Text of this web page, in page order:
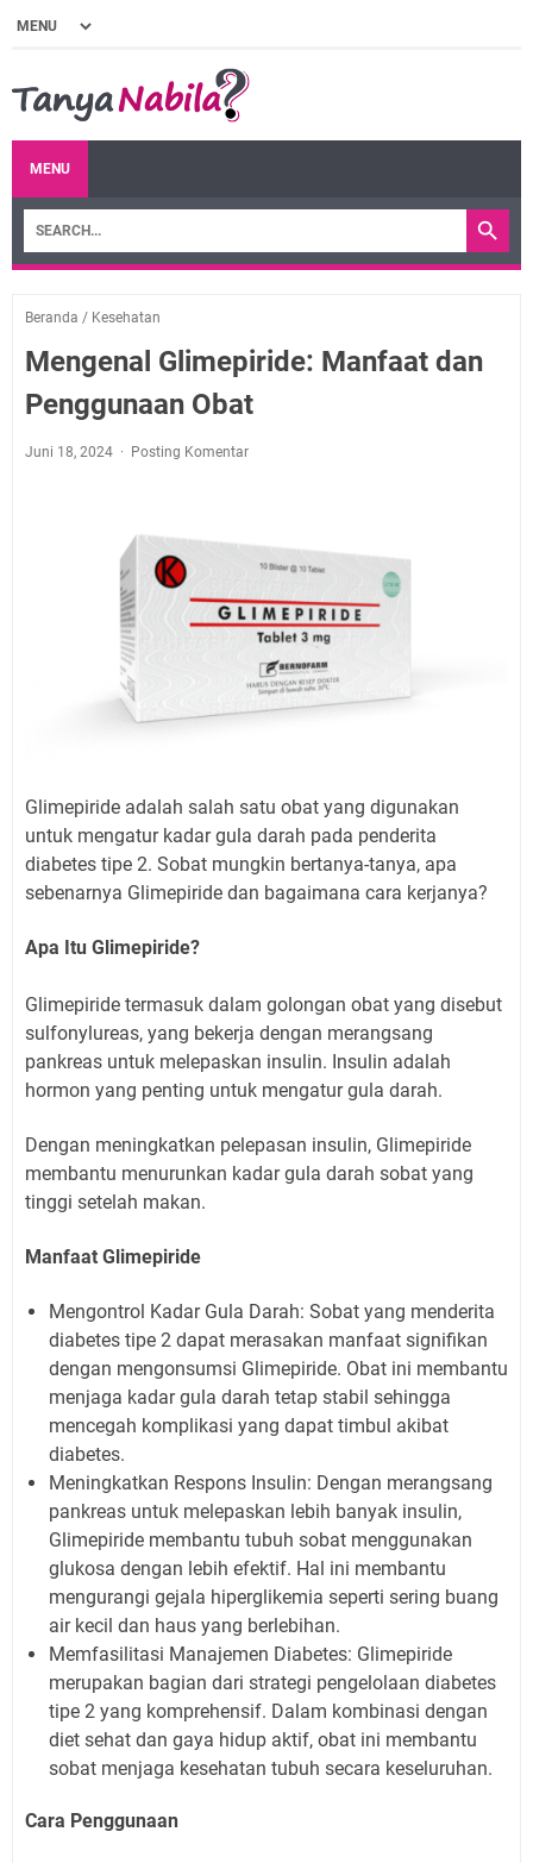
MENU
Beranda / Kesehatan
Mengenal Glimepiride: Manfaat dan
Penggunaan Obat
Juni 18, 2024 Posting Komentar
Glimepiride adalah salah satu obat yang digunakan
untuk mengatur kadar gula darah pada penderita
diabetes tipe 2. Sobat mungkin bertanya-tanya, apa
sebenarnya Glimepiride dan bagaimana cara kerjanya?
Apa Itu Glimepiride?
Glimepiride termasuk dalam golongan obat yang disebut
sulfonylureas, yang bekerja dengan merangsang
pankreas untuk melepaskan insulin. Insulin adalah
hormon yang penting untuk mengatur gula darah.
Dengan meningkatkan pelepasan insulin, Glimepiride
membantu menurunkan kadar gula darah sobat yang
tinggi setelah makan.
Manfaat Glimepiride
Mengontrol Kadar Gula Darah: Sobat yang menderita
diabetes tipe 2 dapat merasakan manfaat signifikan
dengan mengonsumsi Glimepiride. Obat ini membantu
menjaga kadar gula darah tetap stabil sehingga
mencegah komplikasi yang dapat timbul akibat
diabetes.
Meningkatkan Respons Insulin: Dengan merangsang
pankreas untuk melepaskan lebih banyak insulin,
Glimepiride membantu tubuh sobat menggunakan
glukosa dengan lebih efektif. Hal ini membantu
mengurangi gejala hiperglikemia seperti sering buang
air kecil dan haus yang berlebihan.
Memfasilitasi Manajemen Diabetes: Glimepiride
merupakan bagian dari strategi pengelolaan diabetes
tipe 2 yang komprehensif. Dalam kombinasi dengan
diet sehat dan gaya hidup aktif, obat ini membantu
sobat menjaga kesehatan tubuh secara keseluruhan.
Cara Penggunaan